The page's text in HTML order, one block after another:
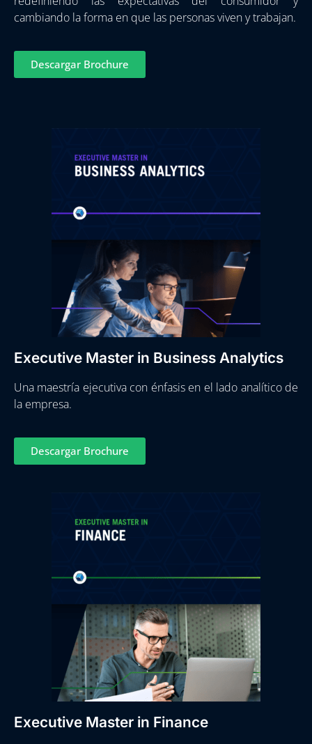
cambiando la forma en que las personas viven y trabajan.
Descargar Brochure
Executive Master in Business Analytics
Una maestría ejecutiva con énfasis en el lado analítico de
la empresa.
Descargar Brochure
Executive Master in Finance